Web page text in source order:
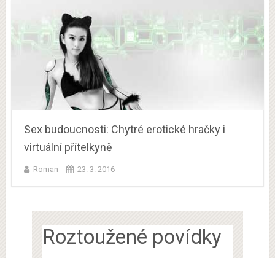
Sex budoucnosti: Chytré erotické hračky i
virtuální přítelkyně
Roman 23. 3. 2016
Roztoužené povídky